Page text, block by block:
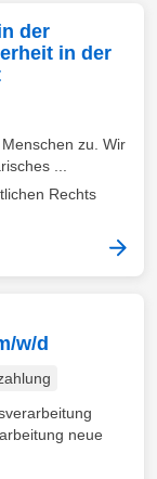
der
in der
zu. Wir
...
Rechts
w/d
neue